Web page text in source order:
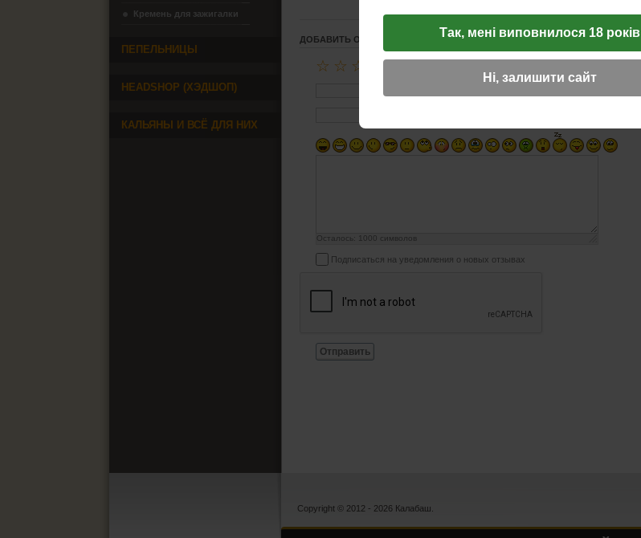
ДОБАВИТЬ ОТЗЫВ
☆
☆
☆
☆
☆
Осталось: 1000 символов
Подписаться на уведомления о новых отзывах
Отправить
Кремень для зажигалки
ПЕПЕЛЬНИЦЫ
HEADSHOP (ХЭДШОП)
КАЛЬЯНЫ И ВСЁ ДЛЯ НИХ
Copyright © 2012 - 2026 Калабаш.
Так, мені виповнилося 18 років
Ні, залишити сайт